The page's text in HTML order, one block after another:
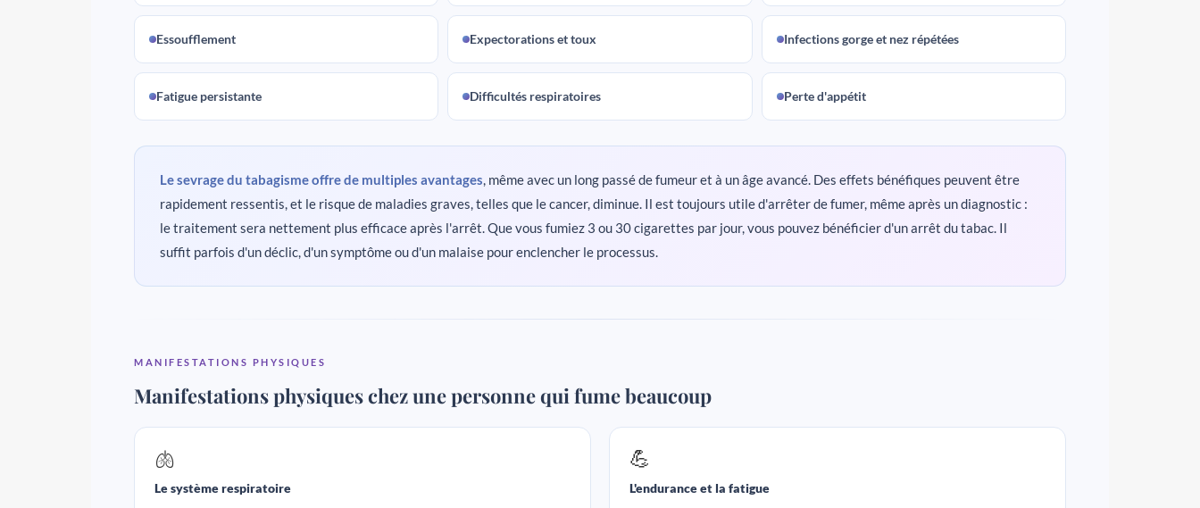
Essoufflement Expectorations et toux Infections gorge et nez répétées
Fatigue persistante Difficultés respiratoires Perte d'appétit
Le sevrage du tabagisme offre de multiples avantages, même avec un long passé de fumeur et à un âge avancé. Des effets bénéfiques peuvent être
rapidement ressentis, et le risque de maladies graves, telles que le cancer, diminue. Il est toujours utile d'arrêter de fumer, même après un diagnostic :
le traitement sera nettement plus efficace après l'arrêt. Que vous fumiez 3 ou 30 cigarettes par jour, vous pouvez bénéficier d'un arrêt du tabac. Il
suffit parfois d'un déclic, d'un symptôme ou d'un malaise pour enclencher le processus.
MANIFESTATIONS PHYSIQUES
Manifestations physiques chez une personne qui fume beaucoup
🫁
Le système respiratoire
💪
L'endurance et la fatigue